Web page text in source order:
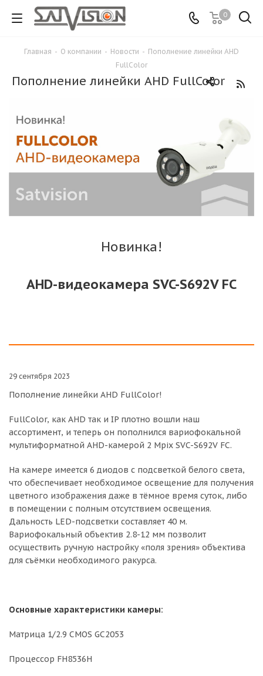
0
Главная - О компании - Новости - Пополнение линейки AHD
FullColor
Пополнение линейки AHD FullColor
Новинка!
AHD-видеокамера SVC-S692V FC
29 сентября 2023
Пополнение линейки AHD FullColor!
FullColor, как AHD так и IP плотно вошли наш
ассортимент, и теперь он пополнился вариофокальной
мультиформатной AHD-камерой 2 Mpix SVC-S692V FC.
На камере имеется 6 диодов с подсветкой белого света,
что обеспечивает необходимое освещение для получения
цветного изображения даже в тёмное время суток, либо
в помещении с полным отсутствием освещения.
Дальность LED-подсветки составляет 40 м.
Вариофокальный объектив 2.8-12 мм позволит
осуществить ручную настройку «поля зрения» объектива
для съёмки необходимого ракурса.
Основные характеристики камеры:
Матрица 1/2.9 CMOS GC2053
Процессор FH8536H